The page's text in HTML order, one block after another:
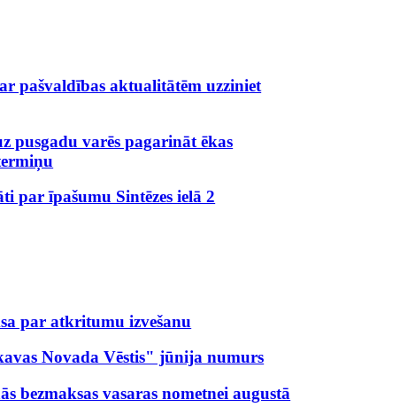
pašvaldības aktualitātēm uzziniet
pusgadu varēs pagarināt ēkas
par īpašumu Sintēzes ielā 2
par atkritumu izvešanu
Novada Vēstis" jūnija numurs
bezmaksas vasaras nometnei augustā